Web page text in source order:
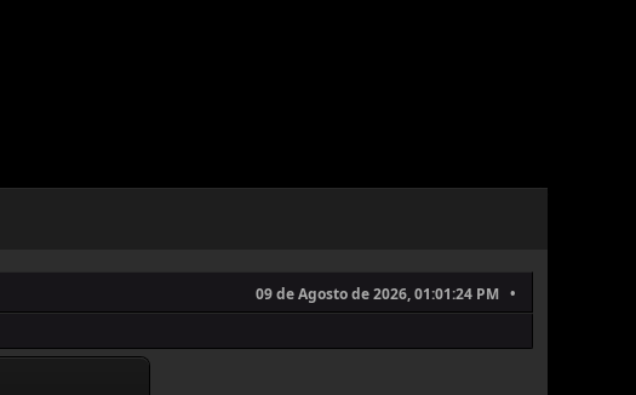
09 de Agosto de 2026, 01:01:24 PM